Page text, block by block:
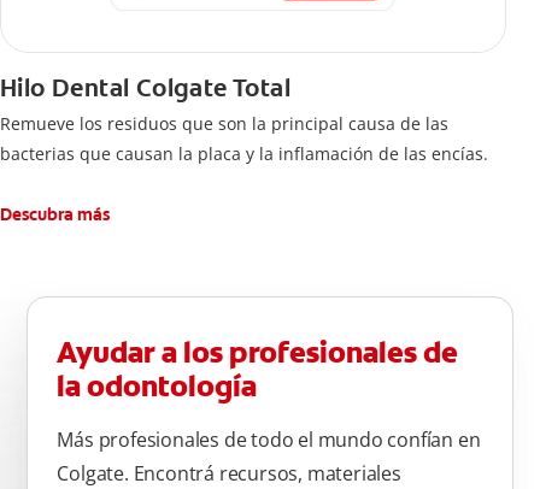
Hilo Dental Colgate Total
Remueve los residuos que son la principal causa de las
bacterias que causan la placa y la inflamación de las encías.
Descubra más
Ayudar a los profesionales de
la odontología
Más profesionales de todo el mundo confían en
Colgate. Encontrá recursos, materiales